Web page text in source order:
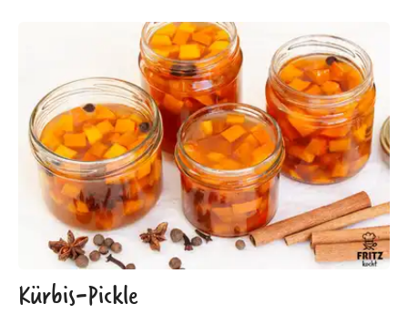
Kürbis-Pickle